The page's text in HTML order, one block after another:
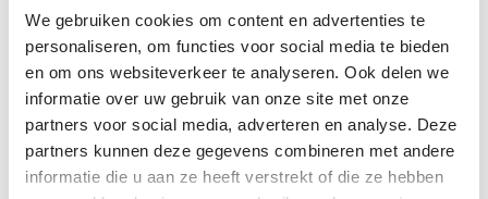
We gebruiken cookies om content en advertenties te
personaliseren, om functies voor social media te bieden
en om ons websiteverkeer te analyseren. Ook delen we
informatie over uw gebruik van onze site met onze
partners voor social media, adverteren en analyse. Deze
partners kunnen deze gegevens combineren met andere
informatie die u aan ze heeft verstrekt of die ze hebben
in een industriële productieomgeving
Ervaring met onderhoudsmanagement en technische
optimalisaties
Sterke analytische vaardigheden en een
gestructureerde aanpak
Hands-on ingesteld en sterk in het oplossen van
technische problemen